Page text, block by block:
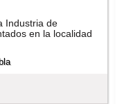
Industria de
en la localidad